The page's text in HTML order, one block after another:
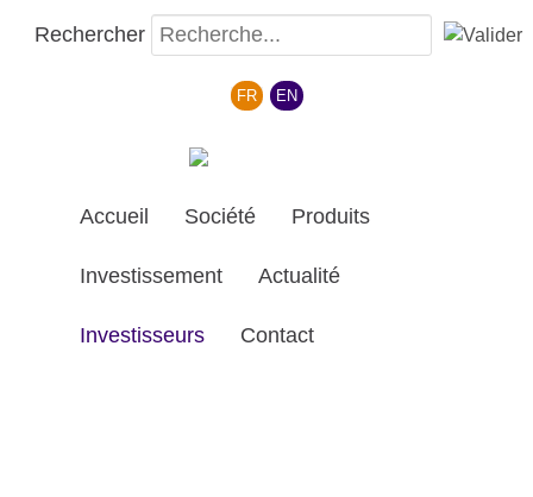
Rechercher
Sélectionnez votre langue
FR EN
Accueil Société Produits
Investissement Actualité
Investisseurs Contact